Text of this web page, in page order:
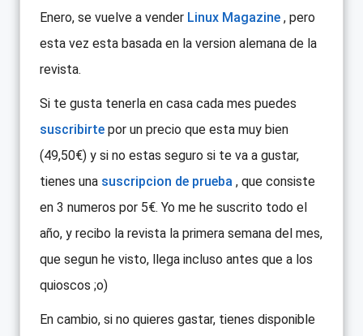
Enero, se vuelve a vender Linux Magazine , pero
esta vez esta basada en la version alemana de la
revista.
Si te gusta tenerla en casa cada mes puedes
suscribirte por un precio que esta muy bien
(49,50€) y si no estas seguro si te va a gustar,
tienes una suscripcion de prueba , que consiste
en 3 numeros por 5€. Yo me he suscrito todo el
año, y recibo la revista la primera semana del mes,
que segun he visto, llega incluso antes que a los
quioscos ;o)
En cambio, si no quieres gastar, tienes disponible